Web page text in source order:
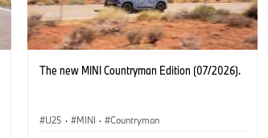
The new MINI Countryman Edition (07/2026).
U25 · MINI · Countryman